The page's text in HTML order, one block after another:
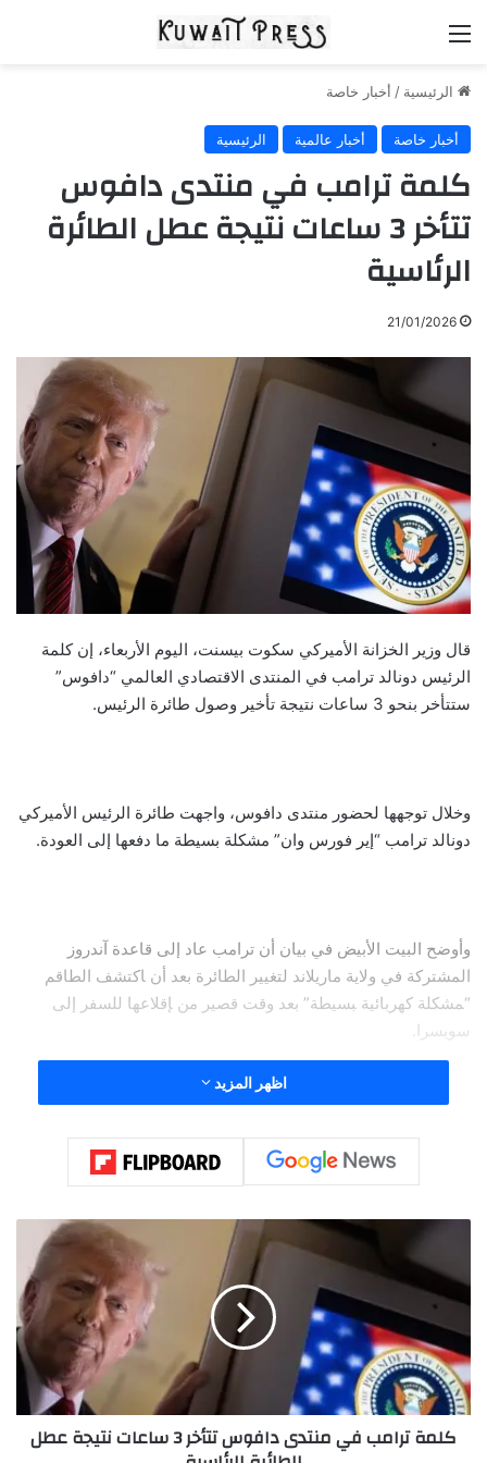
الرئيسية / أخبار خاصة
أخبار خاصة أخبار عالمية الرئيسية
كلمة ترامب في منتدى دافوس
تتأخر 3 ساعات نتيجة عطل الطائرة
الرئاسية
21/01/2026
قال وزير الخزانة الأميركي سكوت بيسنت، اليوم الأربعاء، إن كلمة
الرئيس دونالد ترامب في المنتدى الاقتصادي العالمي “دافوس”
ستتأخر بنحو 3 ساعات نتيجة تأخير وصول طائرة الرئيس.
وخلال توجهها لحضور منتدى دافوس، واجهت طائرة الرئيس الأميركي
دونالد ترامب “إير فورس وان” مشكلة بسيطة ما دفعها إلى العودة.
وأوضح البيت الأبيض في بيان أن ترامب عاد إلى قاعدة آندروز
المشتركة في ولاية ماريلاند لتغيير الطائرة بعد أن ‍اكتشف الطاقم
“‍مشكلة كهربائية ‍بسيطة” ⁠بعد ‌وقت قصير ⁠من ‍إقلاعها للسفر إلى
سويسرا.
اظهر المزيد
ا
م
ب
كلمة ترامب في منتدى دافوس تتأخر 3 ساعات نتيجة عطل